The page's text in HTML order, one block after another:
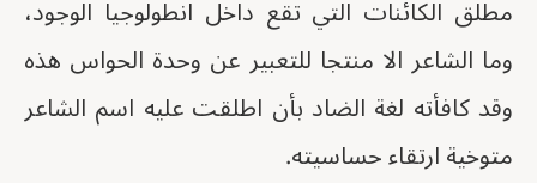
مطلق الكائنات التي تقع داخل انطولوجيا الوجود،
وما الشاعر الا منتجا للتعبير عن وحدة الحواس هذه
وقد كافأته لغة الضاد بأن اطلقت عليه اسم الشاعر
متوخية ارتقاء حساسيته.